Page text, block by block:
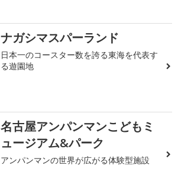
ナガシマスパーランド
日本一のコースター数を誇る東海を代表す
る遊園地
名古屋アンパンマンこどもミ
ュージアム&パーク
アンパンマンの世界が広がる体験型施設